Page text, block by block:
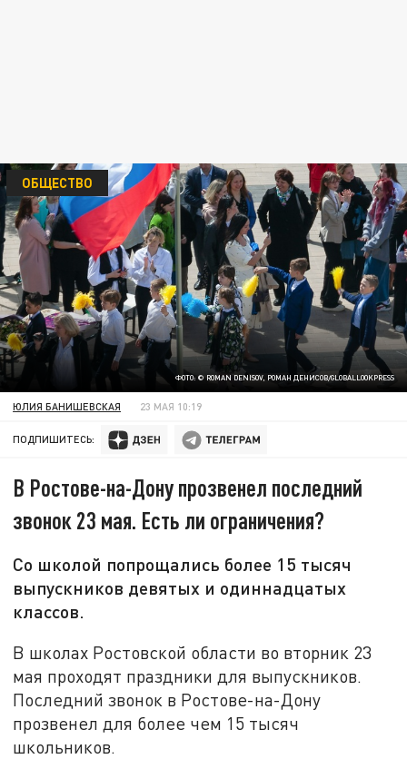
ФОТО: © ROMAN DENISOV, РОМАН ДЕНИСОВ/GLOBALLOOKPRESS
ОБЩЕСТВО
ЮЛИЯ БАНИШЕВСКАЯ 23 МАЯ 10:19
ПОДПИШИТЕСЬ:
В Ростове-на-Дону прозвенел последний
звонок 23 мая. Есть ли ограничения?
Со школой попрощались более 15 тысяч
выпускников девятых и одиннадцатых
классов.
В школах Ростовской области во вторник 23
мая проходят праздники для выпускников.
Последний звонок в Ростове-на-Дону
прозвенел для более чем 15 тысяч
школьников.